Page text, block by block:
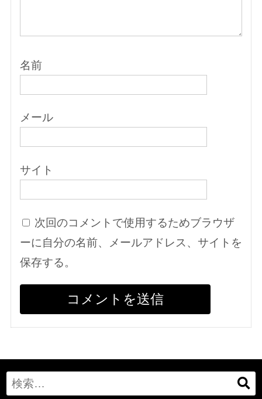
名前
メール
サイト
次回のコメントで使用するためブラウザ
ーに自分の名前、メールアドレス、サイトを
保存する。
Search